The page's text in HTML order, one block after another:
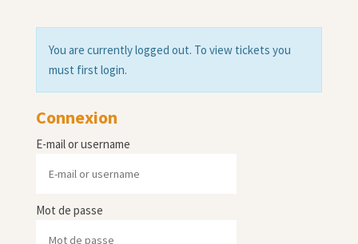
You are currently logged out. To view tickets you
must first login.
Connexion
E-mail or username
Mot de passe